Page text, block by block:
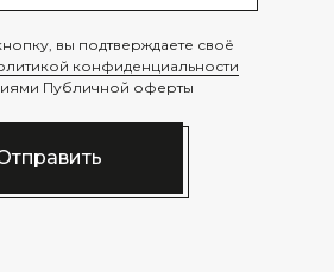
вы подтверждаете своё
конфиденциальности
Публичной оферты